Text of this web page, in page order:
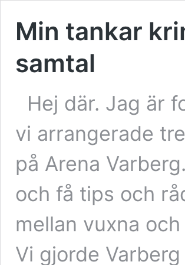
Min tankar
samtal
Hej där. Jag är
vi arrangerade
på Arena
och få tips och
mellan vuxna
Vi gjorde